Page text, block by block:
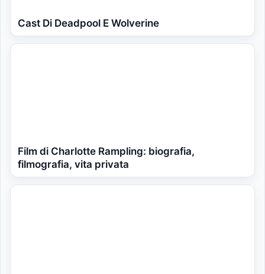
Cast Di Deadpool E Wolverine
Film di Charlotte Rampling: biografia,
filmografia, vita privata